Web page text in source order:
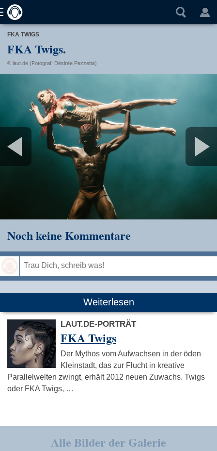
FKA TWIGS
FKA Twigs.
© laut.de (Fotograf: Désirée Pezzetta)
Noch keine Kommentare
Weiterlesen
LAUT.DE-PORTRÄT
FKA Twigs
Der Mythos vom Aufwachsen in der öden
Kleinstadt, das zur Flucht in kreative
Parallelwelten zwingt, erhält 2012 neuen Zuwachs. Twigs
oder FKA Twigs, …
Alle Bilder der Galerie